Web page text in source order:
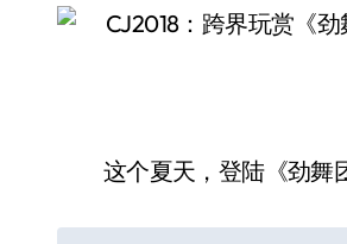
这个夏天，登陆《劲舞团